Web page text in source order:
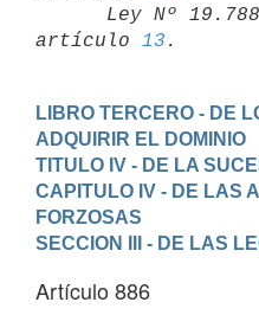
artículo 13
LIBRO TERCERO - DE
ADQUIRIR EL DOMINIO
TITULO IV - DE LA
CAPITULO IV - DE LAS
FORZOSAS
SECCION III - DE LAS
Artículo 886